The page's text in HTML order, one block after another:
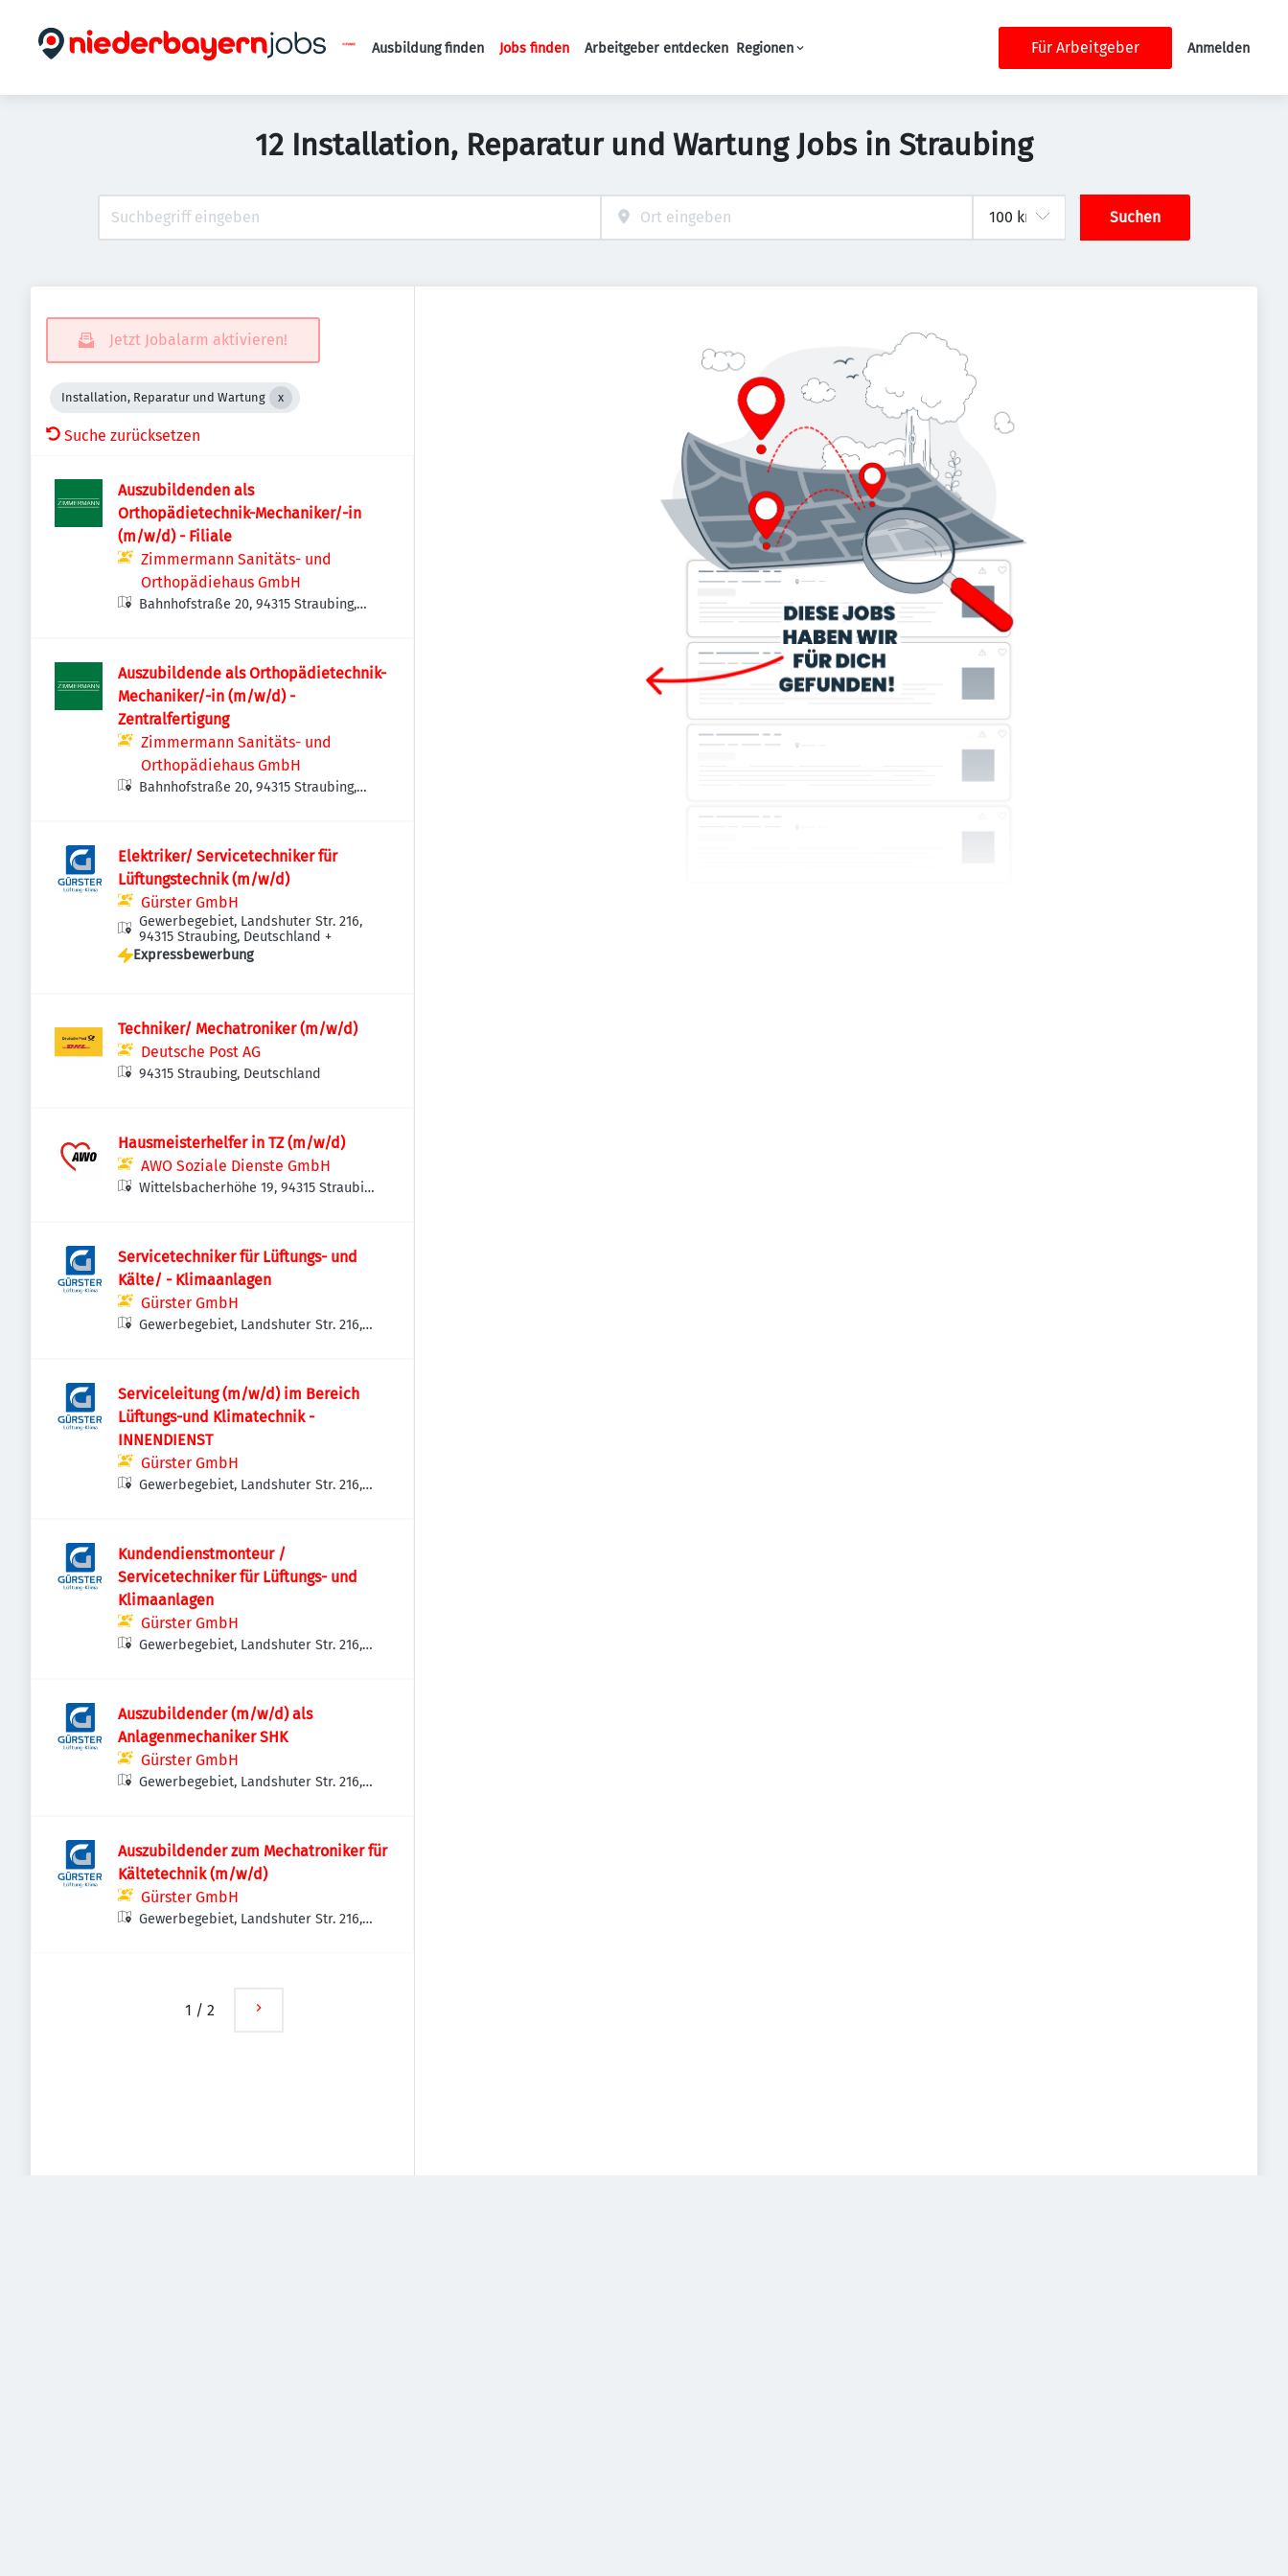
Haupt-Navigation
Ausbildung finden Jobs finden Arbeitgeber entdecken Regionen Für Arbeitgeber Anmelden
12 Installation, Reparatur und Wartung Jobs in Straubing
Suchen
Jetzt Jobalarm aktivieren!
Installation, Reparatur und Wartung
Suche zurücksetzen
Auszubildenden als
Orthopädietechnik-Mechaniker/-in
(m/w/d) - Filiale
Zimmermann Sanitäts- und
Orthopädiehaus GmbH
Bahnhofstraße 20, 94315 Straubing,
Auszubildende als Orthopädietechnik-
Mechaniker/-in (m/w/d) -
Zentralfertigung
Zimmermann Sanitäts- und
Orthopädiehaus GmbH
Bahnhofstraße 20, 94315 Straubing,
Elektriker/ Servicetechniker für
Lüftungstechnik (m/w/d)
Gürster GmbH
Gewerbegebiet, Landshuter Str. 216,
94315 Straubing, Deutschland +
Expressbewerbung
Techniker/ Mechatroniker (m/w/d)
Deutsche Post AG
94315 Straubing, Deutschland
Hausmeisterhelfer in TZ (m/w/d)
AWO Soziale Dienste GmbH
Wittelsbacherhöhe 19, 94315 Straubing,
Servicetechniker für Lüftungs- und
Kälte/ - Klimaanlagen
Gürster GmbH
Gewerbegebiet, Landshuter Str. 216,
Serviceleitung (m/w/d) im Bereich
Lüftungs-und Klimatechnik -
INNENDIENST
Gürster GmbH
Gewerbegebiet, Landshuter Str. 216,
Kundendienstmonteur /
Servicetechniker für Lüftungs- und
Klimaanlagen
Gürster GmbH
Gewerbegebiet, Landshuter Str. 216,
Auszubildender (m/w/d) als
Anlagenmechaniker SHK
Gürster GmbH
Gewerbegebiet, Landshuter Str. 216,
Auszubildender zum Mechatroniker für
Kältetechnik (m/w/d)
Gürster GmbH
Gewerbegebiet, Landshuter Str. 216,
1 / 2